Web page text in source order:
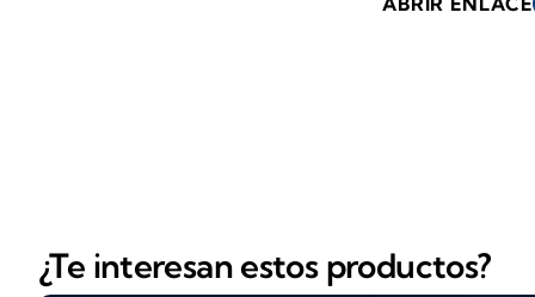
¿Te interesan estos productos?